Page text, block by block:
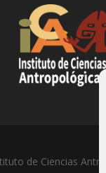
de Ciencias